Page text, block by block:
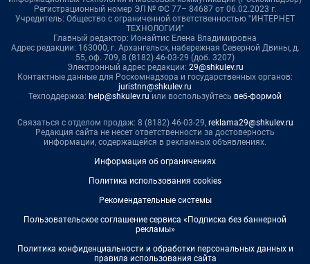
Регистрационный номер ЭЛ № ФС 77– 84687 от 06.02.2023 г.
Учредитель: Общество с ограниченной ответственностью "ИНТЕРНЕТ
ТЕХНОЛОГИИ"
Главный редактор: Ионайтис Елена Владимировна
Адрес редакции: 163000, г. Архангельск, набережная Северной Двины, д.
55, оф. 709, 8 (8182) 46-03-29 (доб. 3207)
Электронный адрес редакции: 29@shkulev.ru
Контактные данные для Роскомнадзора и государственных органов:
juristnn@shkulev.ru
Техподдержка: help@shkulev.ru или воспользуйтесь веб-формой
Связаться с отделом продаж: 8 (8182) 46-03-29, reklama29@shkulev.ru
Редакция сайта не несет ответственности за достоверность
информации, содержащейся в рекламных объявлениях.
Информация об ограничениях
Политика использования cookies
Рекомендательные системы
Пользовательское соглашение сервиса «Подписка без баннерной
рекламы»
Политика конфиденциальности и обработки персональных данных и
правила использования сайта